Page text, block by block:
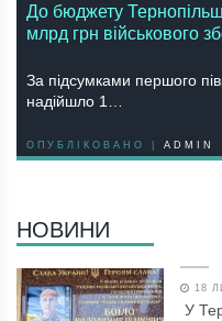
До бюджету
млрд грн військового
За підсумками першого
надійшло 1…
ОПУБЛІКОВАНО | ADMIN
НОВИНИ
18
У